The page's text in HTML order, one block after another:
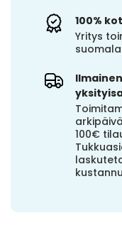
100%
Yritys
100€